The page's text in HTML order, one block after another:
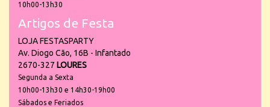
10h00-13h30
Artigos de Festa
LOJA FESTASPARTY
Av. Diogo Cão, 16B - Infantado
2670-327 LOURES
Segunda a Sexta
10h00-13h30 e 14h30-19h00
Sábados e Feriados